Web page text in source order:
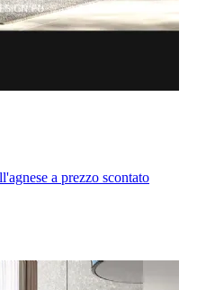
a prezzo scontato